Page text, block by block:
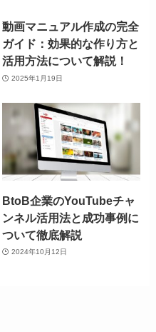
動画マニュアル作成の完全
ガイド：効果的な作り方と
活用方法について解説！
2025年1月19日
BtoB企業のYouTubeチャ
ンネル活用法と成功事例に
ついて徹底解説
2024年10月12日